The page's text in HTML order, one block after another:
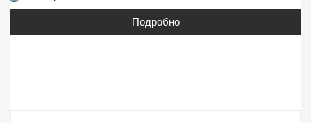
Подробно